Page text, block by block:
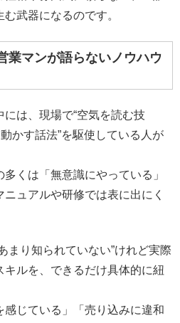
武器になるのです。
業マンが語らないノウハウ
は、現場で“空気を読む技
かす話法”を駆使している人が
くは「無意識にやっている」
ュアルや研修では表に出にく
まり知られていない”けれど実際
ルを、できるだけ具体的に紐
感じている」「売り込みに違和